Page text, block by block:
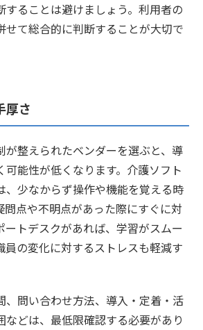
することは避けましょう。利用者の
せて総合的に判断することが大切で
厚さ
が整えられたベンダーを選ぶと、導
可能性が低くなります。介護ソフト
、少なからず操作や機能を覚える時
問点や不明点があった際にすぐに対
ートデスクがあれば、学習がスムー
員の変化に対するストレスも軽減す
、問い合わせ方法、導入・定着・活
などは、最低限確認する必要があり